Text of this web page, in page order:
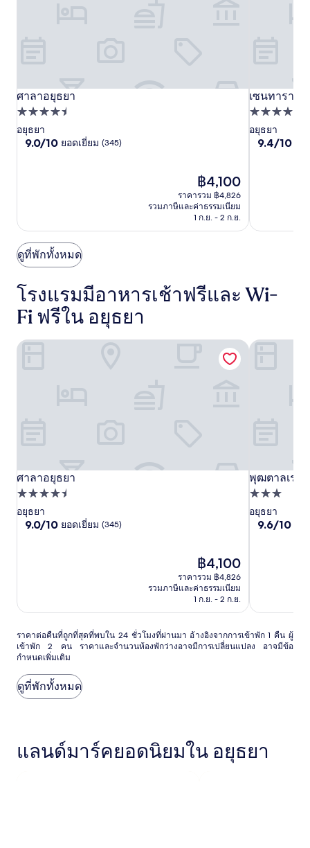
ศาลา
อยุธยา
ศาลา
อยุธยา
ศาลาอยุธยา
ศาลาอยุธยา
ที่พัก
4.5
ดาว
อยุธยา
9.0
9.0/10 ยอดเยี่ยม (345)
ราคา
ปัจจุบัน
คือ
฿4,100
฿4,100
ราคารวม ฿4,826
รวมภาษีและค่าธรรมเนียม
1 ก.ย. - 2 ก.ย.
เซน
ทารา
อยุธยา
เซนทารา อ
เซนทารา อ
ที่พัก
4.0
ดาว
อยุธยา
9.4
9.4/10
ดูที่พักทั้งหมด
โรงแรมมีอาหารเช้าฟรีและ Wi-
Fi ฟรีใน อยุธยา
ศาลา
อยุธยา
ศาลา
อยุธยา
ศาลาอยุธยา
ศาลาอยุธยา
ที่พัก
4.5
ดาว
อยุธยา
9.0
9.0/10 ยอดเยี่ยม (345)
ราคา
ปัจจุบัน
คือ
฿4,100
฿4,100
ราคารวม ฿4,826
รวมภาษีและค่าธรรมเนียม
1 ก.ย. - 2 ก.ย.
ศาลาอยุธยา
พุฒ
ตาล
เรส
พุฒตาลเรส
พุฒตาลเรส
ที่พัก
3.0
ดาว
อยุธยา
9.6
9.6/10
พุฒตาลเรส
ราคา
ต่อ
คืน
ถูก
ที่สุด
ชั่วโมง
ที่
ราคาต่อคืนที่ถูกที่สุดที่พบใน 24 ชั่วโมงที่ผ่านมา อ้างอิงจากการเข้าพัก 1 คืน ผู้
เข้าพัก 2 คน ราคาและจำนวนห้องพักว่างอาจมีการเปลี่ยนแปลง อาจมีข้อ
กำหนดเพิ่มเติม
ดูที่พักทั้งหมด
แลนด์มาร์คยอดนิยมใน อยุธยา